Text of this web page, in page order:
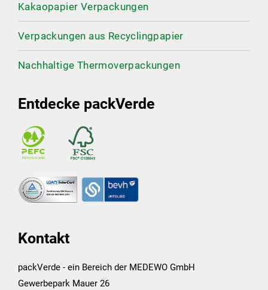
Kakaopapier Verpackungen
Verpackungen aus Recyclingpapier
Nachhaltige Thermoverpackungen
Entdecke packVerde
Kontakt
packVerde - ein Bereich der MEDEWO GmbH
Gewerbepark Mauer 26